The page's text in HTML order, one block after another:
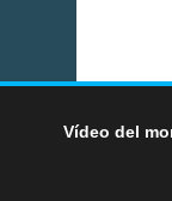
Vídeo del